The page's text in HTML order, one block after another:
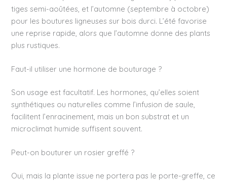
tiges semi-aoûtées, et l’automne (septembre à octobre)
pour les boutures ligneuses sur bois durci. L’été favorise
une reprise rapide, alors que l’automne donne des plants
plus rustiques.
Faut-il utiliser une hormone de bouturage ?
Son usage est facultatif. Les hormones, qu’elles soient
synthétiques ou naturelles comme l’infusion de saule,
facilitent l’enracinement, mais un bon substrat et un
microclimat humide suffisent souvent.
Peut-on bouturer un rosier greffé ?
Oui, mais la plante issue ne portera pas le porte-greffe, ce